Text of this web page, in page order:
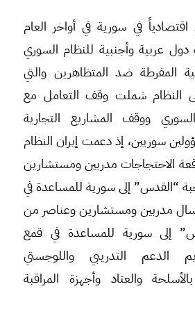
اقتصادياً في سورية في أواخر العام
دول عربية وأجنبية للنظام السوري
المفرطة ضد المتظاهرين والتي
النظام شملت وقف التعامل مع
ووقف المشاريع التجارية
سوريين، إذ دعمت إيران النظام
الاحتجاجات مدربين ومستشارين
“القدس” إلى سورية للمساعدة في
مدربين ومستشارين وعناصر من
إلى سورية للمساعدة في قمع
الدعم التدريبي واللوجستي
والعتاد وأجهزة المراقبة